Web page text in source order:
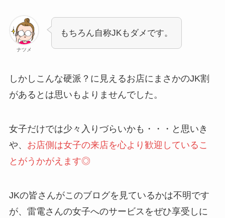
ナツメ
もちろん自称JKもダメです。
しかしこんな硬派？に見えるお店にまさかのJK割
があるとは思いもよりませんでした。
女子だけでは少々入りづらいかも・・・と思いき
や、 お店側は女子の来店を心より歓迎しているこ
とがうかがえます◎
JKの皆さんがこのブログを見ているかは不明です
が、雷電さんの女子へのサービスをぜひ享受しに